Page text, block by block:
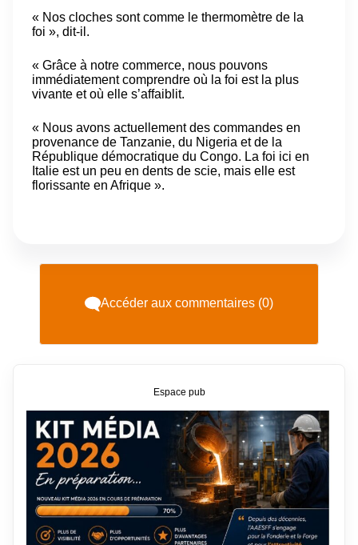
« Nos cloches sont comme le thermomètre de la
foi », dit-il.
« Grâce à notre commerce, nous pouvons
immédiatement comprendre où la foi est la plus
vivante et où elle s’affaiblit.
« Nous avons actuellement des commandes en
provenance de Tanzanie, du Nigeria et de la
République démocratique du Congo. La foi ici en
Italie est un peu en dents de scie, mais elle est
florissante en Afrique ».
Accéder aux commentaires (0)
Espace pub